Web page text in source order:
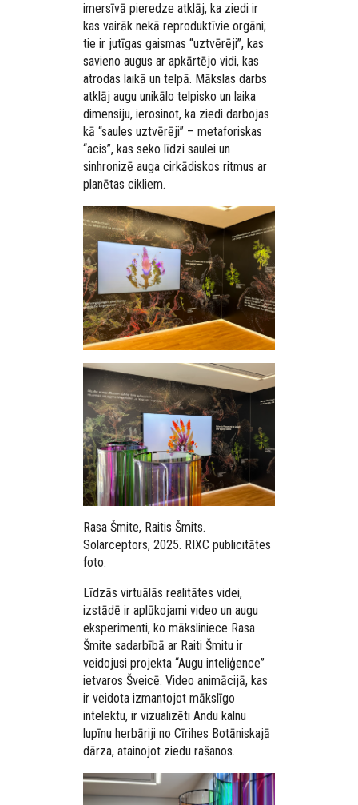
imersīvā pieredze atklāj, ka ziedi ir
kas vairāk nekā reproduktīvie orgāni;
tie ir jutīgas gaismas “uztvērēji”, kas
savieno augus ar apkārtējo vidi, kas
atrodas laikā un telpā. Mākslas darbs
atklāj augu unikālo telpisko un laika
dimensiju, ierosinot, ka ziedi darbojas
kā “saules uztvērēji” – metaforiskas
“acis”, kas seko līdzi saulei un
sinhronizē auga cirkādiskos ritmus ar
planētas cikliem.
Rasa Šmite, Raitis Šmits.
Solarceptors, 2025. RIXC publicitātes
foto.
Līdzās virtuālās realitātes videi,
izstādē ir aplūkojami video un augu
eksperimenti, ko māksliniece Rasa
Šmite sadarbībā ar Raiti Šmitu ir
veidojusi projekta “Augu inteliģence”
ietvaros Šveicē. Video animācijā, kas
ir veidota izmantojot mākslīgo
intelektu, ir vizualizēti Andu kalnu
lupīnu herbāriji no Cīrihes Botāniskajā
dārza, atainojot ziedu rašanos.